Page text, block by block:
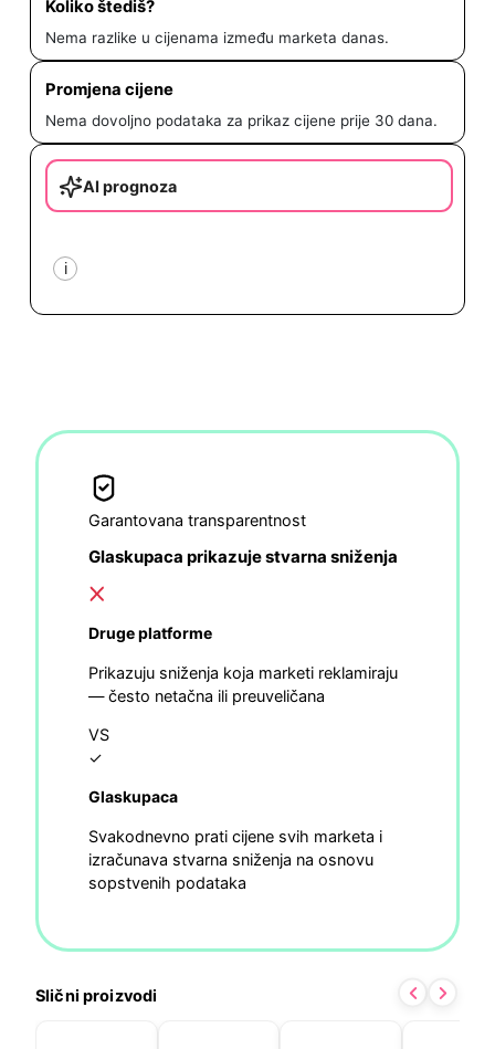
Koliko štediš?
Nema razlike u cijenama između marketa danas.
Promjena cijene
Nema dovoljno podataka za prikaz cijene prije 30 dana.
AI prognoza
i
Garantovana transparentnost
Glaskupaca prikazuje stvarna sniženja
Druge platforme
Prikazuju sniženja koja marketi reklamiraju
— često netačna ili preuveličana
VS
✓
Glaskupaca
Svakodnevno prati cijene svih marketa i
izračunava stvarna sniženja na osnovu
sopstvenih podataka
Slični proizvodi